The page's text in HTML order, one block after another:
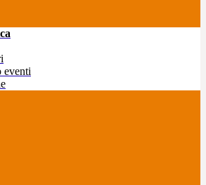
eventi